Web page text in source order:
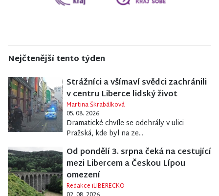
Nejčtenější tento týden
Strážníci a všímaví svědci zachránili
v centru Liberce lidský život
Martina Škrabálková
05. 08. 2026
Dramatické chvíle se odehrály v ulici
Pražská, kde byl na ze...
Od pondělí 3. srpna čeká na cestující
mezi Libercem a Českou Lípou
omezení
Redakce iLIBERECKO